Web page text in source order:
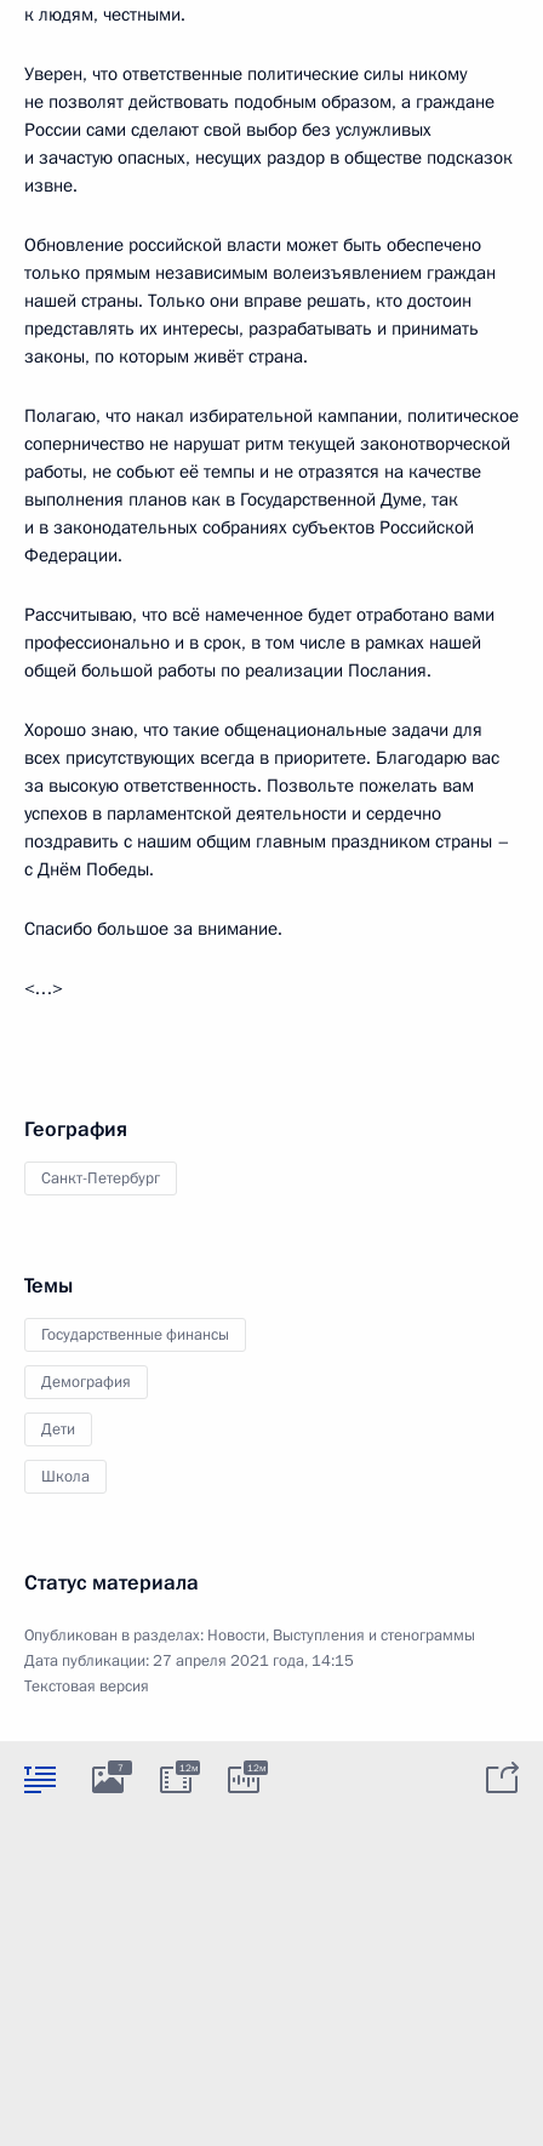
к людям, честными.
Уверен, что ответственные политические силы никому
не позволят действовать подобным образом, а граждане
России сами сделают свой выбор без услужливых
и зачастую опасных, несущих раздор в обществе подсказок
извне.
Обновление российской власти может быть обеспечено
только прямым независимым волеизъявлением граждан
нашей страны. Только они вправе решать, кто достоин
представлять их интересы, разрабатывать и принимать
законы, по которым живёт страна.
Полагаю, что накал избирательной кампании, политическое
соперничество не нарушат ритм текущей законотворческой
работы, не собьют её темпы и не отразятся на качестве
выполнения планов как в Государственной Думе, так
и в законодательных собраниях субъектов Российской
Федерации.
Рассчитываю, что всё намеченное будет отработано вами
профессионально и в срок, в том числе в рамках нашей
общей большой работы по реализации Послания.
Хорошо знаю, что такие общенациональные задачи для
всех присутствующих всегда в приоритете. Благодарю вас
за высокую ответственность. Позвольте пожелать вам
успехов в парламентской деятельности и сердечно
поздравить с нашим общим главным праздником страны –
с Днём Победы.
Спасибо большое за внимание.
<…>
География
Санкт-Петербург
Темы
Государственные финансы
Демография
Дети
Школа
Статус материала
Опубликован в разделах: Новости, Выступления и стенограммы
Дата публикации:27 апреля 2021 года, 14:15
Текстовая версия
7 12м 12м